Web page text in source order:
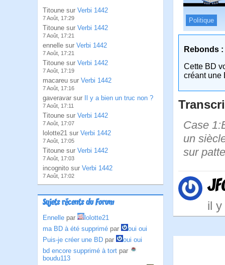
Titoune sur Verbi 1442
7 Août, 17:29
Titoune sur Verbi 1442
7 Août, 17:21
ennelle sur Verbi 1442
7 Août, 17:21
Titoune sur Verbi 1442
7 Août, 17:19
macareu sur Verbi 1442
7 Août, 17:16
gaveravar sur Il y a bien un truc non ?
7 Août, 17:11
Titoune sur Verbi 1442
7 Août, 17:07
lolotte21 sur Verbi 1442
7 Août, 17:05
Titoune sur Verbi 1442
7 Août, 17:03
incognito sur Verbi 1442
7 Août, 17:02
Sujets récents du Forum
Ennelle par
lolotte21
ma BD à été supprimé par
oui oui
Puis-je créer une BD par
oui oui
bd encore supprimé à tort par
boudu113
Politique
Rebonds :
Cette BD
créant une
Case
un
sur
il y